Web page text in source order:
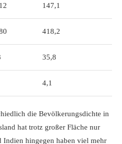
147,1
418,2
35,8
4,1
die Bevölkerungsdichte in
hat trotz großer Fläche nur
Indien hingegen haben viel mehr